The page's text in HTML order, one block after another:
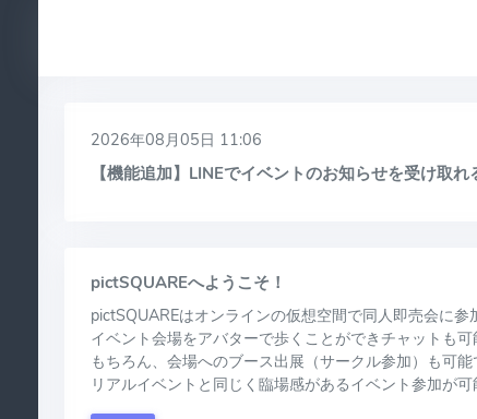
2026年08月05日 11:06
【機能追加】LINEでイベントのお知らせを受け取
pictSQUAREへようこそ！
pictSQUAREはオンラインの仮想空間で同人即売会に参
イベント会場をアバターで歩くことができチャットも
もちろん、会場へのブース出展（サークル参加）も可能
リアルイベントと同じく臨場感があるイベント参加が